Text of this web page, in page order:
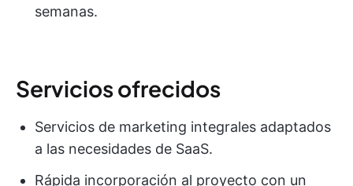
semanas.
Servicios ofrecidos
Servicios de marketing integrales adaptados
a las necesidades de SaaS.
Rápida incorporación al proyecto con un